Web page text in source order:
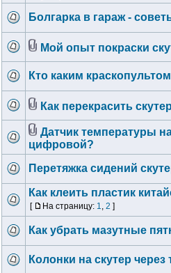
Болгарка в гараж -
Мой опыт покраски
Кто каким
Как перекрасить скутер
Датчик температуры
цифровой?
Перетяжка сидений
Как клеить пластик
[ На страницу: 1, 2 ]
Как убрать мазутные
Колонки на скутер